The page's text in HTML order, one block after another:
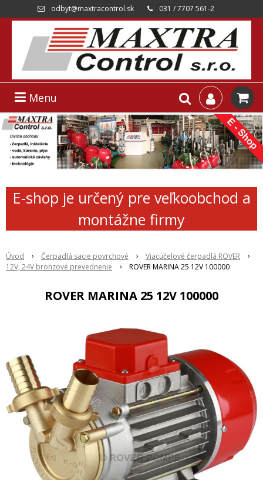
odbyt@maxtracontrol.sk 031 / 7707 561-2
Menu
E-shop je určený pre veľkoobchod a
montážne firmy
Úvod Čerpadlá sacie povrchové
Viacúčelové čerpadlá ROVER
12V, 24V bronzové prevednenie
ROVER MARINA 25 12V 100000
ROVER MARINA 25 12V 100000